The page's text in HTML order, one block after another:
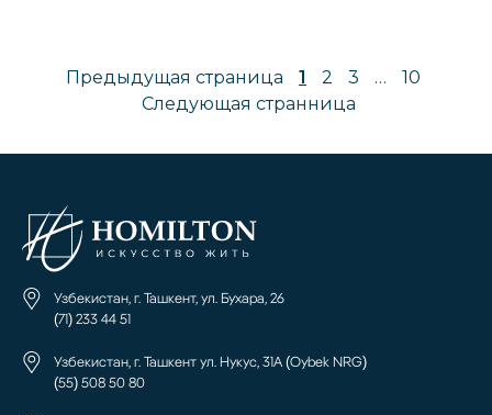
Предыдущая страница 1 2 3 …
10
Следующая странница
Узбекистан, г. Ташкент, ул. Бухара, 26
(71) 233 44 51
Узбекистан, г. Ташкент ул. Нукус, 31А (Oybek NRG)
(55) 508 50 80